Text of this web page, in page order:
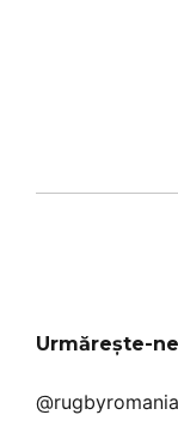
Urmărește-
@rugbyromania